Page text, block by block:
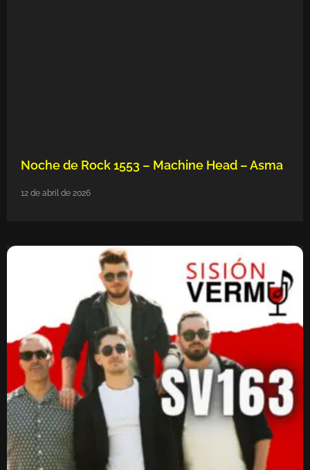
Noche de Rock 1553 – Machine Head – Asma
12 de abril de 2026